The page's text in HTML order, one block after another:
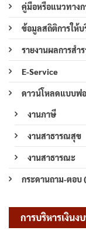
คู่มือหรือแนวทาง
ข้อมูลสถิติการให้บ
รายงานผลการสำ
E-Service
ดาวน์โหลดแบบฟ
งานภาษี
งานสาธารณสุข
งานสาธารณะ
กระดานถาม-ตอบ
การบริหารเงิน